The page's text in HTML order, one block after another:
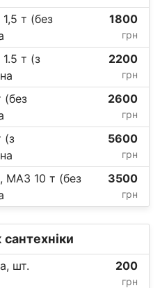
1,5 т (без
1800
грн
1.5 т (з
2200
грн
(без
2600
грн
(з
5600
грн
МАЗ 10 т (без
3500
грн
шт. 200
грн